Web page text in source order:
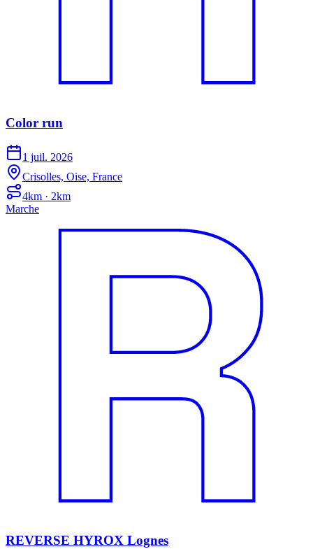
Color run
1 juil. 2026
Crisolles, Oise, France
4km · 2km
Marche
REVERSE HYROX Lognes